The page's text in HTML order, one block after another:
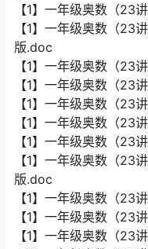
【1】一年级奥数（23
【1】一年级奥数（23
版.doc
【1】一年级奥数（23
【1】一年级奥数（23
【1】一年级奥数（23
【1】一年级奥数（23
【1】一年级奥数（23
【1】一年级奥数（23
版.doc
【1】一年级奥数（23
【1】一年级奥数（23
【1】一年级奥数（23